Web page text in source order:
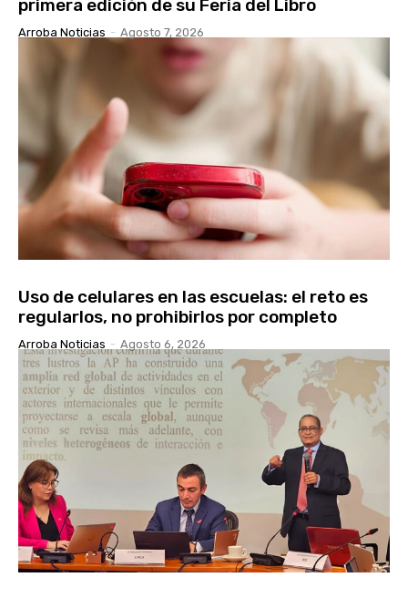
primera edición de su Feria del Libro
Arroba Noticias - Agosto 7, 2026
Uso de celulares en las escuelas: el reto es
regularlos, no prohibirlos por completo
Arroba Noticias - Agosto 6, 2026